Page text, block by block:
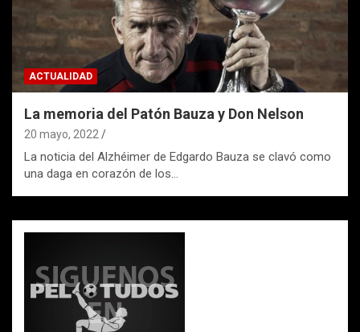
ACTUALIDAD
La memoria del Patón Bauza y Don Nelson
20 mayo, 2022
La noticia del Alzhéimer de Edgardo Bauza se clavó como
una daga en corazón de los…